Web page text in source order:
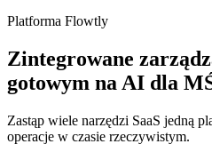
Platforma Flowtly
Zintegrowane
gotowym na AI dla
Zastąp wiele narzędzi SaaS jedną
operacje w czasie rzeczywistym.